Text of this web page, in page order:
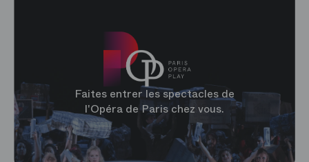
Faites entrer les spectacles de
l'Opéra de Paris chez vous.